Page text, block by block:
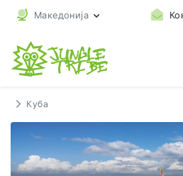
Македонија
Куба